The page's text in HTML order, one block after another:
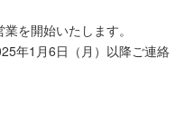
を開始いたします。
年1月6日（月）以降ご連絡